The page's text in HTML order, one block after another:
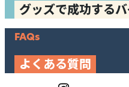
グッズで成功する
FAQs
よくある質問